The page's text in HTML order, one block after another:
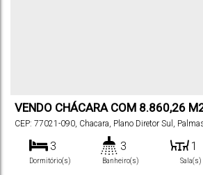
VENDO CHÁCARA COM 8.860,26
PALMAS
CEP: 77021-090, Chacara, Plano Diretor Sul ,
3
Dormitório(s)
3
Banheiro(s)
1
Sala(s)